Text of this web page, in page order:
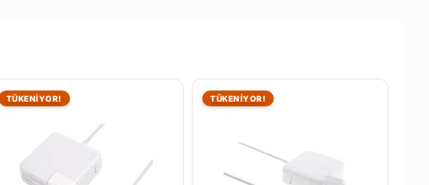
TÜKENİYOR! TÜKENİYOR!